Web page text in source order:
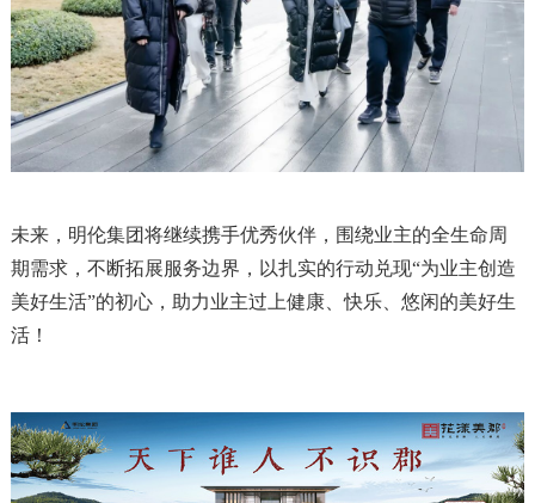
未来，明伦集团将继续携手优秀伙伴，围绕业主的全生命周
期需求，不断拓展服务边界，以扎实的行动兑现“为业主创造
美好生活”的初心，助力业主过上健康、快乐、悠闲的美好生
活！